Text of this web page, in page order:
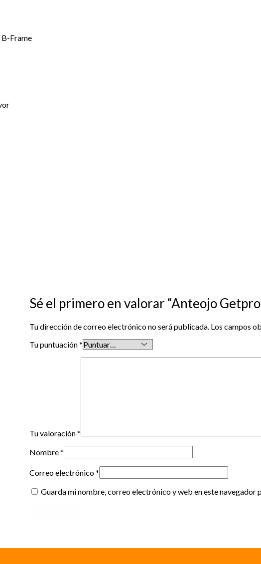
Frame
Sé el primero en valorar “Anteojo Getpro
Tu dirección de correo electrónico no será publicada. Los campos
Tu puntuación*
Tu valoración*
Nombre*
Correo electrónico*
Guarda mi nombre, correo electrónico y web en este navegador